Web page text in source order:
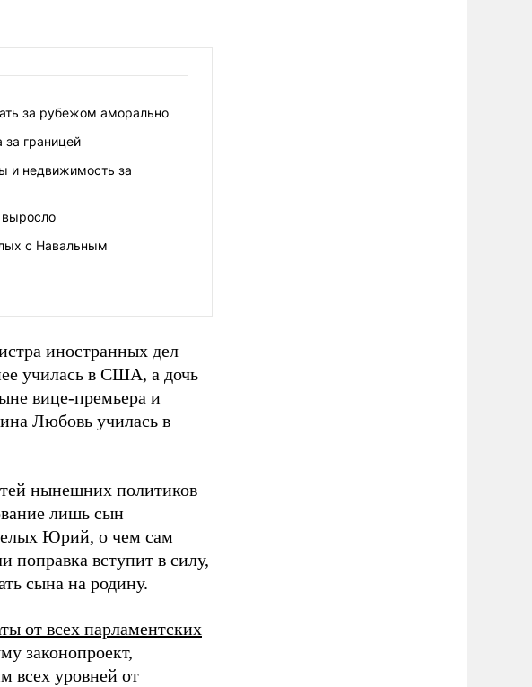
за рубежом аморально
за границей
и недвижимость за
с Навальным
иностранных дел
училась в США, а дочь
вице-премьера и
Любовь училась в
нынешних политиков
лишь сын
Юрий, о чем сам
поправка вступит в силу,
сына на родину.
от всех парламентских
законопроект,
всех уровней от